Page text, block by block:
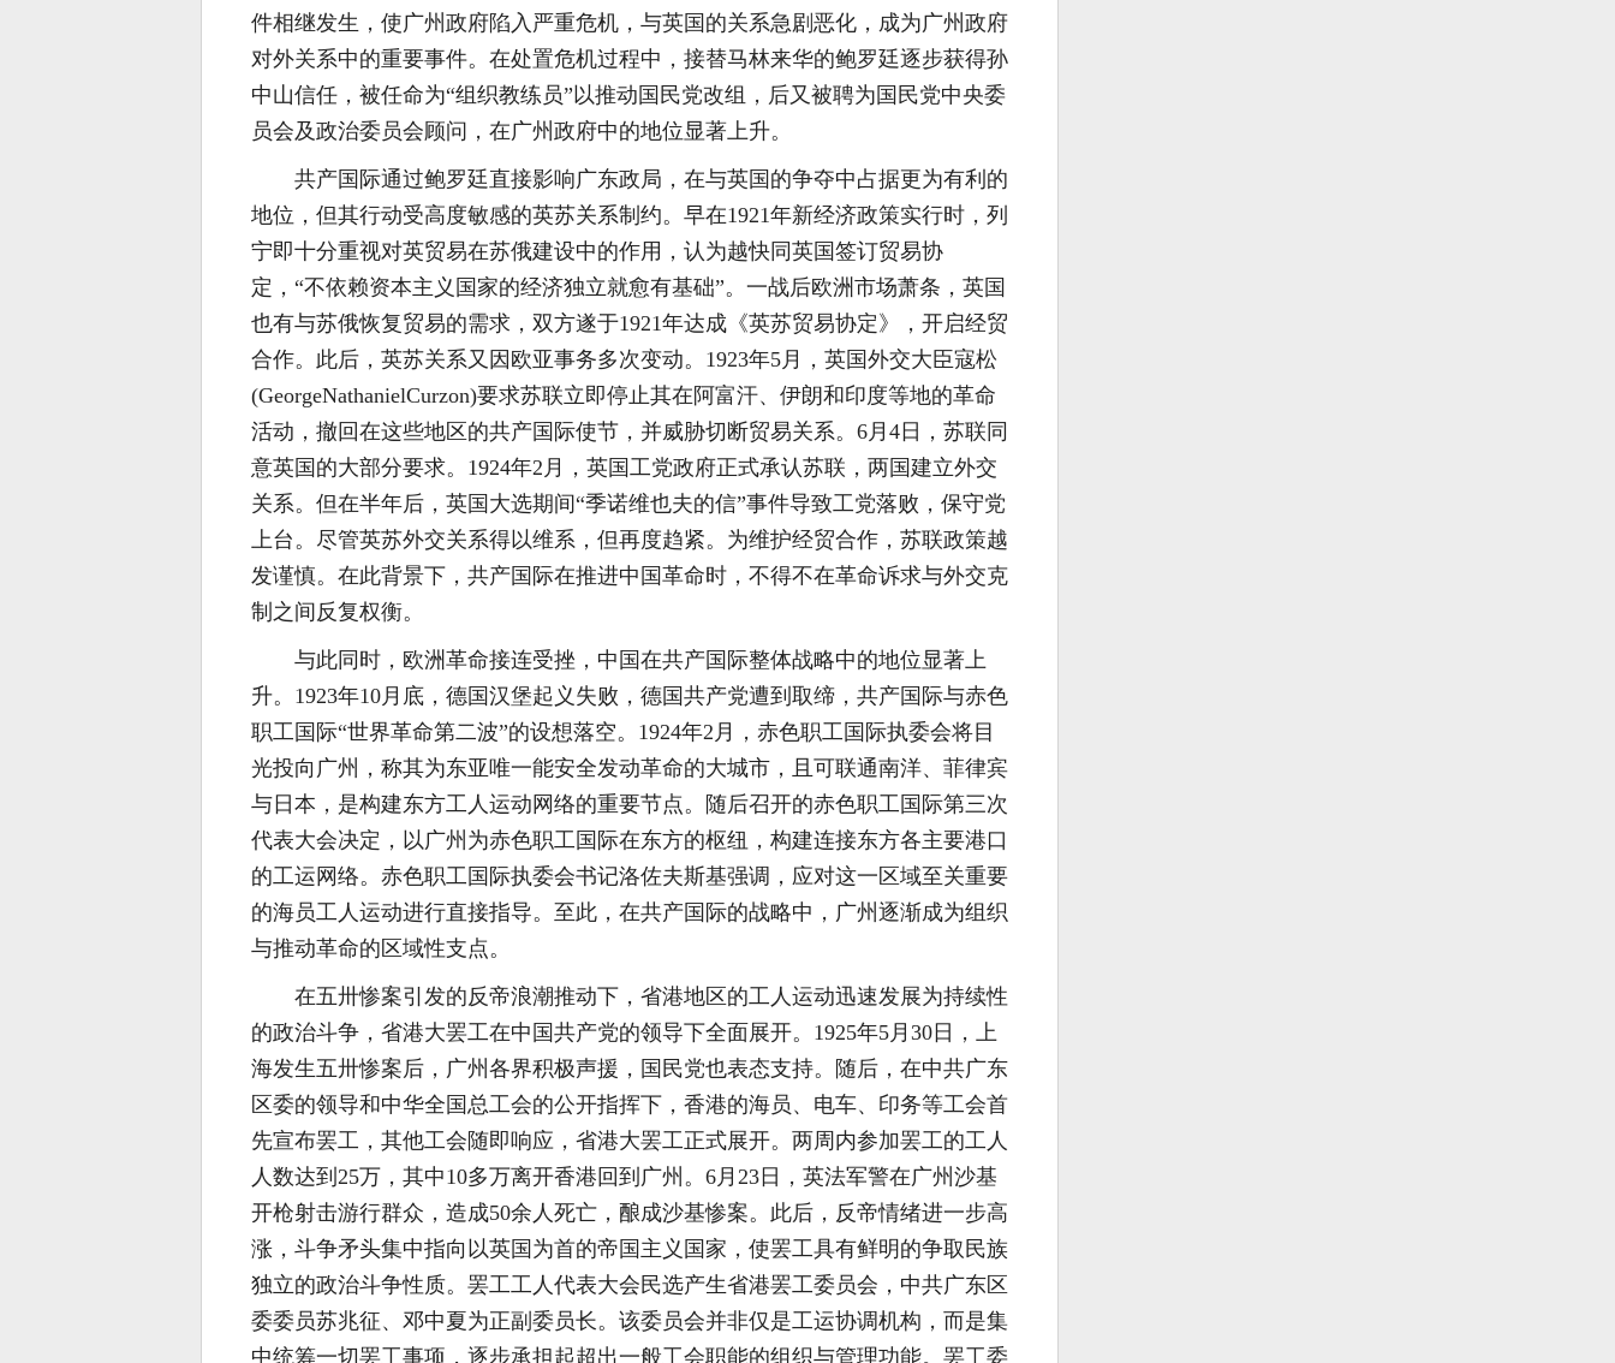
件相继发生，使广州政府陷入严重危机，与英国的关系急剧恶化，成为广州政府
对外关系中的重要事件。在处置危机过程中，接替马林来华的鲍罗廷逐步获得孙
中山信任，被任命为“组织教练员”以推动国民党改组，后又被聘为国民党中央委
员会及政治委员会顾问，在广州政府中的地位显著上升。
共产国际通过鲍罗廷直接影响广东政局，在与英国的争夺中占据更为有利的
地位，但其行动受高度敏感的英苏关系制约。早在1921年新经济政策实行时，列
宁即十分重视对英贸易在苏俄建设中的作用，认为越快同英国签订贸易协
定，“不依赖资本主义国家的经济独立就愈有基础”。一战后欧洲市场萧条，英国
也有与苏俄恢复贸易的需求，双方遂于1921年达成《英苏贸易协定》，开启经贸
合作。此后，英苏关系又因欧亚事务多次变动。1923年5月，英国外交大臣寇松
(GeorgeNathanielCurzon)要求苏联立即停止其在阿富汗、伊朗和印度等地的革命
活动，撤回在这些地区的共产国际使节，并威胁切断贸易关系。6月4日，苏联同
意英国的大部分要求。1924年2月，英国工党政府正式承认苏联，两国建立外交
关系。但在半年后，英国大选期间“季诺维也夫的信”事件导致工党落败，保守党
上台。尽管英苏外交关系得以维系，但再度趋紧。为维护经贸合作，苏联政策越
发谨慎。在此背景下，共产国际在推进中国革命时，不得不在革命诉求与外交克
制之间反复权衡。
与此同时，欧洲革命接连受挫，中国在共产国际整体战略中的地位显著上
升。1923年10月底，德国汉堡起义失败，德国共产党遭到取缔，共产国际与赤色
职工国际“世界革命第二波”的设想落空。1924年2月，赤色职工国际执委会将目
光投向广州，称其为东亚唯一能安全发动革命的大城市，且可联通南洋、菲律宾
与日本，是构建东方工人运动网络的重要节点。随后召开的赤色职工国际第三次
代表大会决定，以广州为赤色职工国际在东方的枢纽，构建连接东方各主要港口
的工运网络。赤色职工国际执委会书记洛佐夫斯基强调，应对这一区域至关重要
的海员工人运动进行直接指导。至此，在共产国际的战略中，广州逐渐成为组织
与推动革命的区域性支点。
在五卅惨案引发的反帝浪潮推动下，省港地区的工人运动迅速发展为持续性
的政治斗争，省港大罢工在中国共产党的领导下全面展开。1925年5月30日，上
海发生五卅惨案后，广州各界积极声援，国民党也表态支持。随后，在中共广东
区委的领导和中华全国总工会的公开指挥下，香港的海员、电车、印务等工会首
先宣布罢工，其他工会随即响应，省港大罢工正式展开。两周内参加罢工的工人
人数达到25万，其中10多万离开香港回到广州。6月23日，英法军警在广州沙基
开枪射击游行群众，造成50余人死亡，酿成沙基惨案。此后，反帝情绪进一步高
涨，斗争矛头集中指向以英国为首的帝国主义国家，使罢工具有鲜明的争取民族
独立的政治斗争性质。罢工工人代表大会民选产生省港罢工委员会，中共广东区
委委员苏兆征、邓中夏为正副委员长。该委员会并非仅是工运协调机构，而是集
中统筹一切罢工事项，逐步承担起超出一般工会职能的组织与管理功能。罢工委